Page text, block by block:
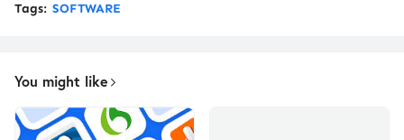
Tags: SOFTWARE
You might like